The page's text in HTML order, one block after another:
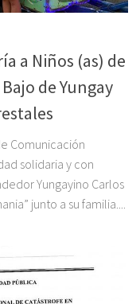
a Niños (as) de
de Yungay
Comunicación
solidaria y con
Yungayino Carlos
junto a su familia....